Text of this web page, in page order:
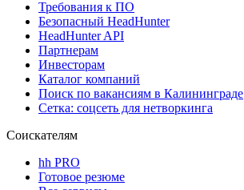
Требования к ПО
Безопасный HeadHunter
HeadHunter API
Партнерам
Инвесторам
Каталог компаний
Поиск по вакансиям в Калининграде
Сетка: соцсеть для нетворкинга
Соискателям
hh PRO
Готовое резюме